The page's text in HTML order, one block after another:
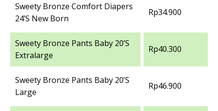
Sweety Bronze Comfort Diapers
24’S New Born
Rp34.900
Sweety Bronze Pants Baby 20’S
Extralarge
Rp40.300
Sweety Bronze Pants Baby 20’S
Large
Rp46.900